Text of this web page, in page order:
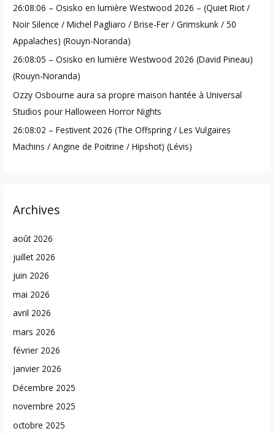
r
:
26:08:06 – Osisko en lumière Westwood 2026 – (Quiet Riot /
Noir Silence / Michel Pagliaro / Brise-Fer / Grimskunk / 50
Appalaches) (Rouyn-Noranda)
26:08:05 – Osisko en lumière Westwood 2026 (David Pineau)
(Rouyn-Noranda)
Ozzy Osbourne aura sa propre maison hantée à Universal
Studios pour Halloween Horror Nights
26:08:02 – Festivent 2026 (The Offspring / Les Vulgaires
Machins / Angine de Poitrine / Hipshot) (Lévis)
Archives
août 2026
juillet 2026
juin 2026
mai 2026
avril 2026
mars 2026
février 2026
janvier 2026
Décembre 2025
novembre 2025
octobre 2025